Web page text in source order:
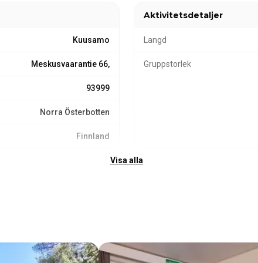
Kuusamo
Meskusvaarantie 66,
93999
Norra Österbotten
Finnland
Aktivitetsdetaljer
Langd
Gruppstorlek
Visa alla